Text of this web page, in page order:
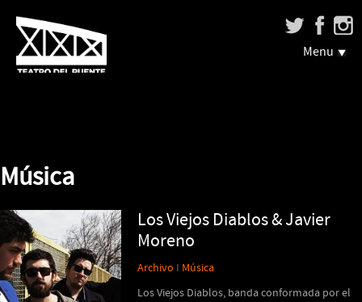
Menu
Música
Los Viejos Diablos & Javier
Moreno
Archivo I Música
Los Viejos Diablos, banda conformada por el